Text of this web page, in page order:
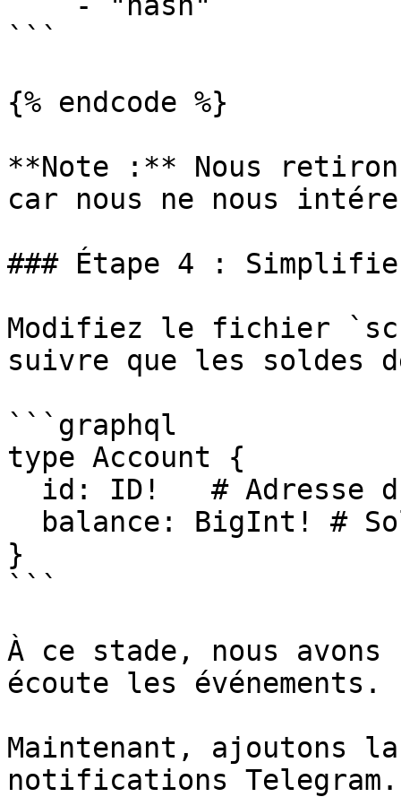
```
{% endcode %}
**Note :** Nous
car nous ne nous
### Étape 4 : Simplifier
Modifiez le fichier
suivre que les soldes
```graphql
type Account {
}
```
À ce stade, nous avons
écoute les événements.
Maintenant, ajoutons
notifications Telegram.